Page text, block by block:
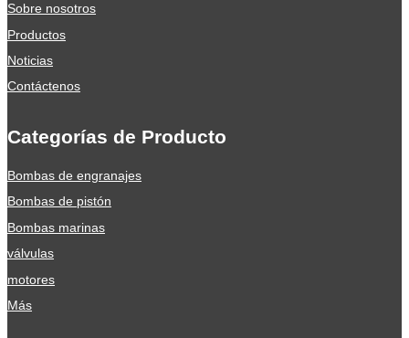
Sobre nosotros
Productos
Noticias
Contáctenos
Categorías de Producto
Bombas de engranajes
Bombas de pistón
Bombas marinas
válvulas
motores
Más